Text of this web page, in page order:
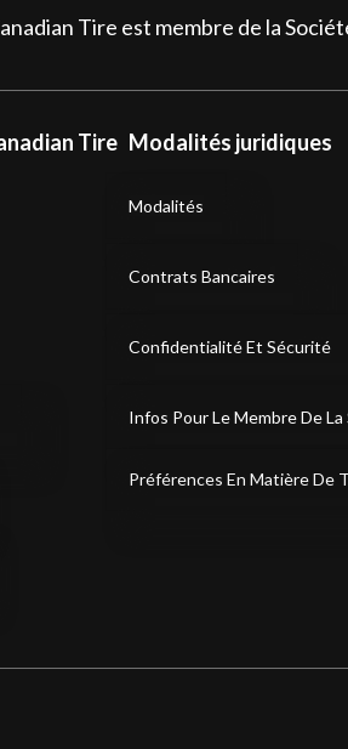
Tire est membre de la
Tire Modalités juridiques
Modalités
Contrats Bancaires
Confidentialité Et Sécurité
Infos Pour Le Membre De La
Préférences En Matière De
et employés handicapés.